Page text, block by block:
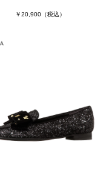
￥20,900 （税込）